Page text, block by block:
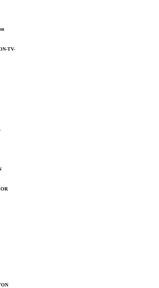
TV-